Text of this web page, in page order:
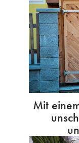
Mit